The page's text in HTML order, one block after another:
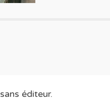
éditeur.